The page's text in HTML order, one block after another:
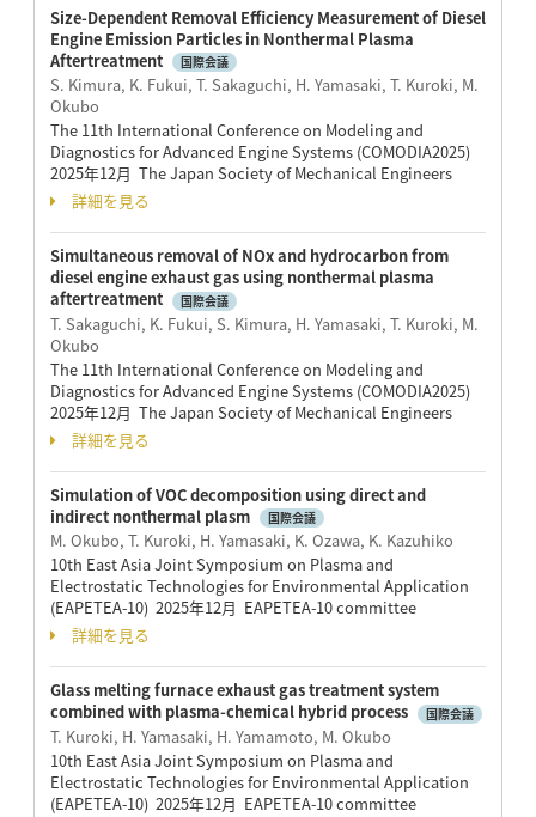
Size-Dependent Removal Efficiency Measurement of Diesel
Engine Emission Particles in Nonthermal Plasma
Aftertreatment
国際会議
S. Kimura, K. Fukui, T. Sakaguchi, H. Yamasaki, T. Kuroki, M.
Okubo
The 11th International Conference on Modeling and
Diagnostics for Advanced Engine Systems (COMODIA2025)
2025年12月 The Japan Society of Mechanical Engineers
詳細を見る
Simultaneous removal of NOx and hydrocarbon from
diesel engine exhaust gas using nonthermal plasma
aftertreatment
国際会議
T. Sakaguchi, K. Fukui, S. Kimura, H. Yamasaki, T. Kuroki, M.
Okubo
The 11th International Conference on Modeling and
Diagnostics for Advanced Engine Systems (COMODIA2025)
2025年12月 The Japan Society of Mechanical Engineers
詳細を見る
Simulation of VOC decomposition using direct and
indirect nonthermal plasm
国際会議
M. Okubo, T. Kuroki, H. Yamasaki, K. Ozawa, K. Kazuhiko
10th East Asia Joint Symposium on Plasma and
Electrostatic Technologies for Environmental Application
(EAPETEA-10) 2025年12月 EAPETEA-10 committee
詳細を見る
Glass melting furnace exhaust gas treatment system
combined with plasma-chemical hybrid process
国際会議
T. Kuroki, H. Yamasaki, H. Yamamoto, M. Okubo
10th East Asia Joint Symposium on Plasma and
Electrostatic Technologies for Environmental Application
(EAPETEA-10) 2025年12月 EAPETEA-10 committee